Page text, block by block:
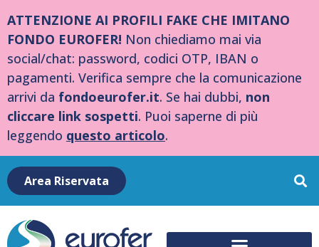
ATTENZIONE AI PROFILI FAKE CHE IMITANO
FONDO EUROFER! Non chiediamo mai via
social/chat: password, codici OTP, IBAN o
pagamenti. Verifica sempre che la comunicazione
arrivi da fondoeurofer.it. Se hai dubbi, non
cliccare link sospetti. Puoi saperne di più
leggendo questo articolo.
Area Riservata